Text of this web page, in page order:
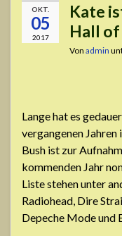
OKT.
05
2017
Kate
Hall
Von admin
Lange hat es
vergangenen
Bush ist zur
kommenden Jahr
Liste stehen unter
Radiohead, Dire
Depeche Mode und